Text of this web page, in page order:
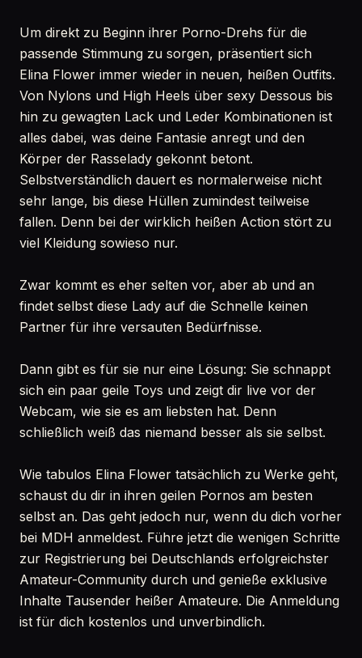
Um direkt zu Beginn ihrer Porno-Drehs für die
passende Stimmung zu sorgen, präsentiert sich
Elina Flower immer wieder in neuen, heißen Outfits.
Von Nylons und High Heels über sexy Dessous bis
hin zu gewagten Lack und Leder Kombinationen ist
alles dabei, was deine Fantasie anregt und den
Körper der Rasselady gekonnt betont.
Selbstverständlich dauert es normalerweise nicht
sehr lange, bis diese Hüllen zumindest teilweise
fallen. Denn bei der wirklich heißen Action stört zu
viel Kleidung sowieso nur.
Zwar kommt es eher selten vor, aber ab und an
findet selbst diese Lady auf die Schnelle keinen
Partner für ihre versauten Bedürfnisse.
Dann gibt es für sie nur eine Lösung: Sie schnappt
sich ein paar geile Toys und zeigt dir live vor der
Webcam, wie sie es am liebsten hat. Denn
schließlich weiß das niemand besser als sie selbst.
Wie tabulos Elina Flower tatsächlich zu Werke geht,
schaust du dir in ihren geilen Pornos am besten
selbst an. Das geht jedoch nur, wenn du dich vorher
bei MDH anmeldest. Führe jetzt die wenigen Schritte
zur Registrierung bei Deutschlands erfolgreichster
Amateur-Community durch und genieße exklusive
Inhalte Tausender heißer Amateure. Die Anmeldung
ist für dich kostenlos und unverbindlich.